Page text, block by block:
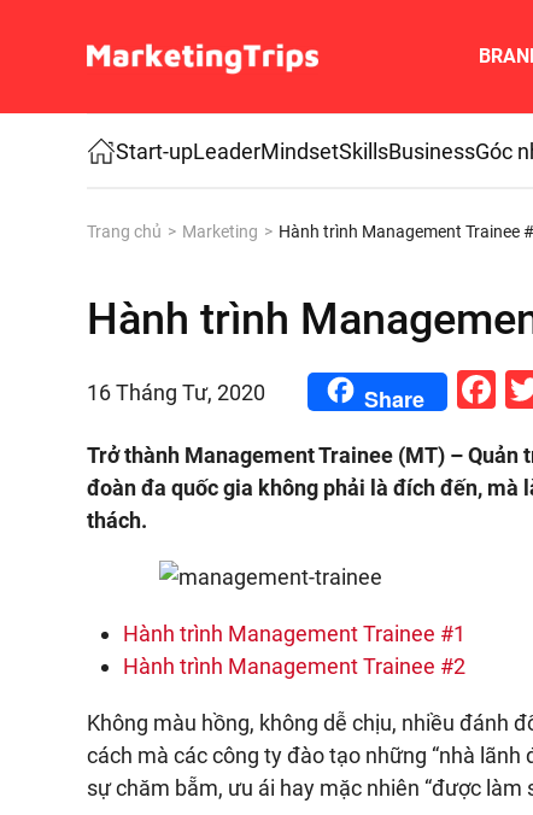
Skip to main content
Start-upLeaderMindsetSkillsBusinessGóc
Trang chủ Marketing Hành trình Management Trainee
Hành trình
16 Tháng Tư, 2020 Share
Trở thành Management Trainee (MT) – Quản
đoàn đa quốc gia không phải là đích đến,
thách.
Hành trình Management Trainee #1
Hành trình Management Trainee #2
Không màu hồng, không dễ chịu, nhiều đánh
cách mà các công ty đào tạo những “nhà
sự chăm bẵm, ưu ái hay mặc nhiên “được làm